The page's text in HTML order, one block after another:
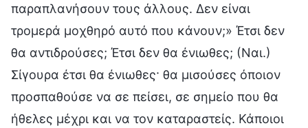
παραπλανήσουν τους άλλους. Δεν είναι
τρομερά μοχθηρό αυτό που κάνουν;» Έτσι δεν
θα αντιδρούσες; Έτσι δεν θα ένιωθες; (Ναι.)
Σίγουρα έτσι θα ένιωθες· θα μισούσες όποιον
προσπαθούσε να σε πείσει, σε σημείο που θα
ήθελες μέχρι και να τον καταραστείς. Κάποιοι